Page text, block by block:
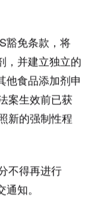
豁免条款，将
，并建立独立的
他食品添加剂申
案生效前已获
新的强制性程
不得再进行
知。